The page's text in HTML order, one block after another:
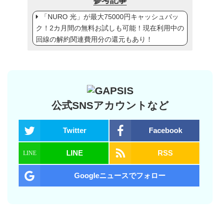
「NURO 光」が最大75000円キャッシュバッ
ク！2カ月間の無料お試しも可能！現在利用中の
回線の解約関連費用分の還元もあり！
公式SNSアカウントなど
Twitter Facebook
LINE RSS
Googleニュースでフォロー